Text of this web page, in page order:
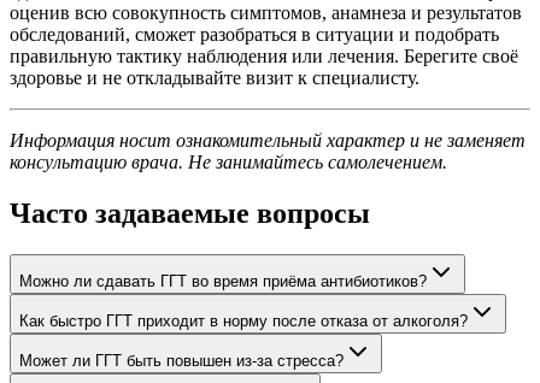
оценив всю совокупность симптомов, анамнеза и результатов
обследований, сможет разобраться в ситуации и подобрать
правильную тактику наблюдения или лечения. Берегите своё
здоровье и не откладывайте визит к специалисту.
Информация носит ознакомительный характер и не заменяет
консультацию врача. Не занимайтесь самолечением.
Часто задаваемые вопросы
Можно ли сдавать ГГТ во время приёма антибиотиков?
Как быстро ГГТ приходит в норму после отказа от алкоголя?
Может ли ГГТ быть повышен из-за стресса?